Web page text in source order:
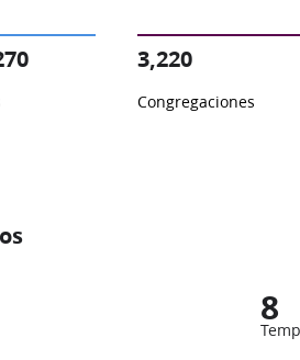
3,220
Congregaciones
8